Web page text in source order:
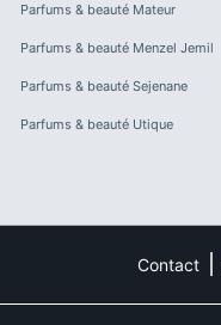
Parfums & beauté Mateur
Parfums & beauté Menzel Jemil
Parfums & beauté Sejenane
Parfums & beauté Utique
Contact